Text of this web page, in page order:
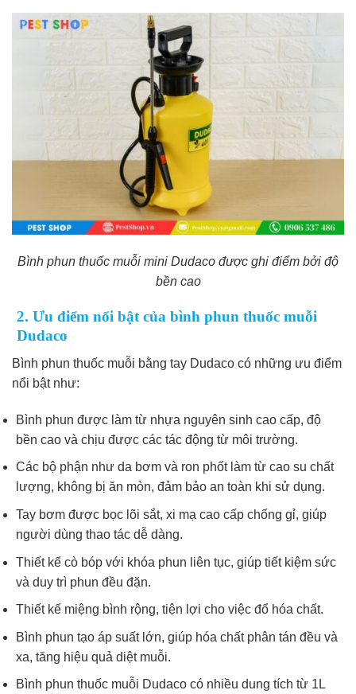
Bình phun thuốc muỗi mini Dudaco được ghi điểm bởi độ
bền cao
2. Ưu điểm nổi bật của bình phun thuốc muỗi
Dudaco
Bình phun thuốc muỗi bằng tay​ Dudaco có những ưu điểm
nổi bật như:
Bình phun được làm từ nhựa nguyên sinh cao cấp, độ
bền cao và chịu được các tác động từ môi trường.
Các bộ phận như da bơm và ron phốt làm từ cao su chất
lượng, không bị ăn mòn, đảm bảo an toàn khi sử dụng.
Tay bơm được bọc lõi sắt, xi mạ cao cấp chống gỉ, giúp
người dùng thao tác dễ dàng.
Thiết kế cò bóp với khóa phun liên tục, giúp tiết kiệm sức
và duy trì phun đều đặn.
Thiết kế miệng bình rộng, tiện lợi cho việc đổ hóa chất.
Bình phun tạo áp suất lớn, giúp hóa chất phân tán đều và
xa, tăng hiệu quả diệt muỗi.
Bình phun thuốc muỗi Dudaco có nhiều dung tích từ 1L